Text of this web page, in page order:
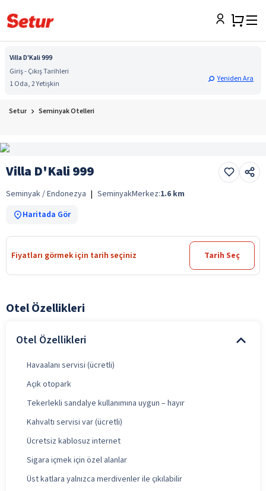
Villa D'Kali 999
Giriş - Çıkış Tarihleri
1 Oda, 2 Yetişkin
Yeniden Ara
Setur Seminyak Otelleri
Villa D'Kali 999
Seminyak / Endonezya | SeminyakMerkez:1.6 km
Haritada Gör
Fiyatları görmek için tarih seçiniz Tarih Seç
Otel Özellikleri
Otel Özellikleri
Havaalanı servisi (ücretli)
Açık otopark
Tekerlekli sandalye kullanımına uygun – hayır
Kahvaltı servisi var (ücretli)
Ücretsiz kablosuz internet
Sigara içmek için özel alanlar
Üst katlara yalnızca merdivenler ile çıkılabilir